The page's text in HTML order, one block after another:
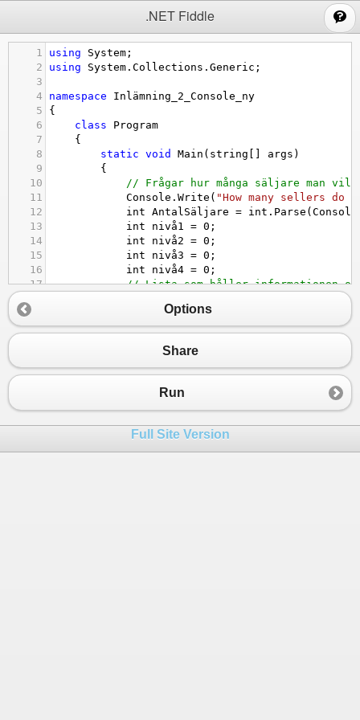
.NET Fiddle
1 using System ;
2
using System . Collections . Generic ;
3
4
namespace
Inlämning_2_Console_ny
5
{
6
class
Program
7
{
8
static void Main ( string args )
9
{
10
// Frågar hur många säljare man
11
Console . Write ( "How many sellers do
12
int AntalSäljare = int . Parse ( Console
13
int nivå1 = 0 ;
14
int nivå2 = 0 ;
15
int nivå3 = 0 ;
16
int nivå4 = 0 ;
17
// Lista som håller informationen
19
// for loop som frågar om
20
for (int i = 0; i < AntalSäljare; i
Console.
23
Console.Write("Name: ");
string ReadLine
// programmet crashade när
26
Console.Write("Social sec code:
Options
Share
Run
Full Site Version